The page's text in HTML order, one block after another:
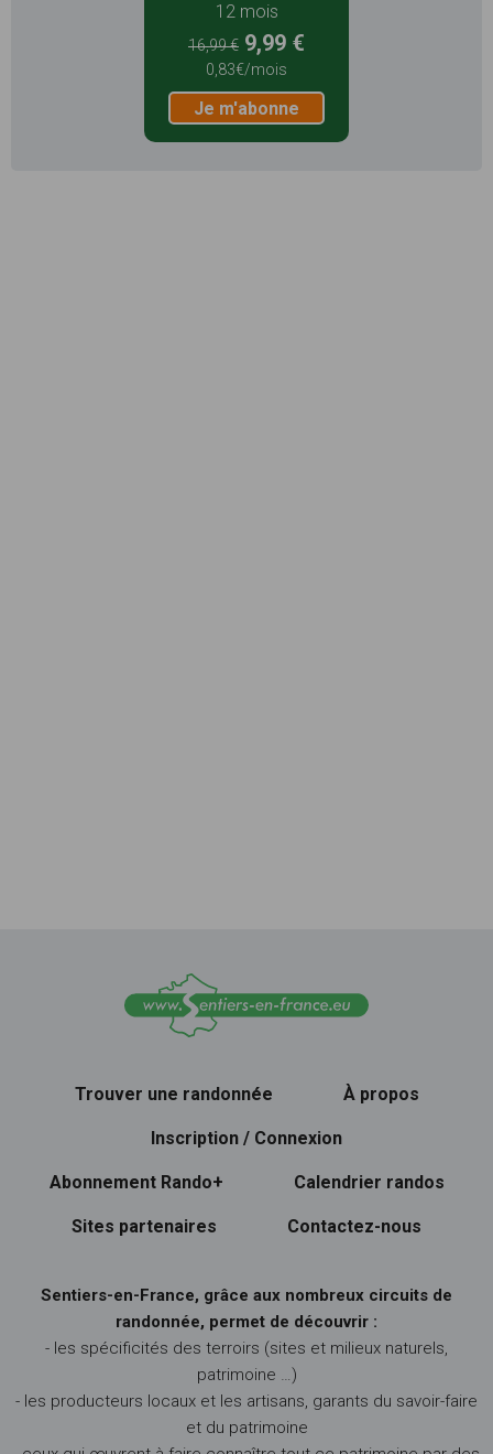
12 mois
16,99 € 9,99 €
0,83€/mois
Je m'abonne
Trouver une randonnée À propos
Inscription / Connexion
Abonnement Rando+ Calendrier randos
Sites partenaires Contactez-nous
Sentiers-en-France, grâce aux nombreux circuits de
randonnée, permet de découvrir :
- les spécificités des terroirs (sites et milieux naturels,
patrimoine …)
- les producteurs locaux et les artisans, garants du savoir-faire
et du patrimoine